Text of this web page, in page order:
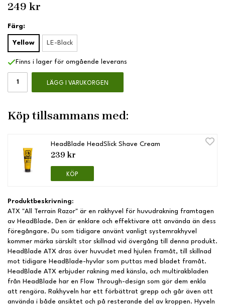
249 kr
Färg:
Yellow LE-Black
Finns i lager för omgående leverans
LÄGG I VARUKORGEN
Köp tillsammans med:
HeadBlade HeadSlick Shave Cream
239 kr
KÖP
Produktbeskrivning:
ATX "All Terrain Razor" är en rakhyvel för huvudrakning framtagen
av HeadBlade. Den är enklare och effektivare att använda än dess
föregångare. Du som tidigare använt vanligt systemrakhyvel
kommer märka särskilt stor skillnad vid övergång till denna produkt.
HeadBlade ATX dras över huvudet med hjulen framåt, till skillnad
mot tidigare HeadBlade-hyvlar som puttas med bladet framåt.
HeadBlade ATX erbjuder rakning med känsla, och multirakbladen
från HeadBlade har en Flow Through-design som gör dem enkla
att rengöra. Rakhyveln har ett förbättrat grepp och går även att
använda i både ansiktet och på resterande del av kroppen. Hyveln